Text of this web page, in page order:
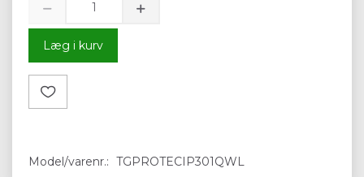
Læg i kurv
Model/varenr.: TGPROTECIP301QWL